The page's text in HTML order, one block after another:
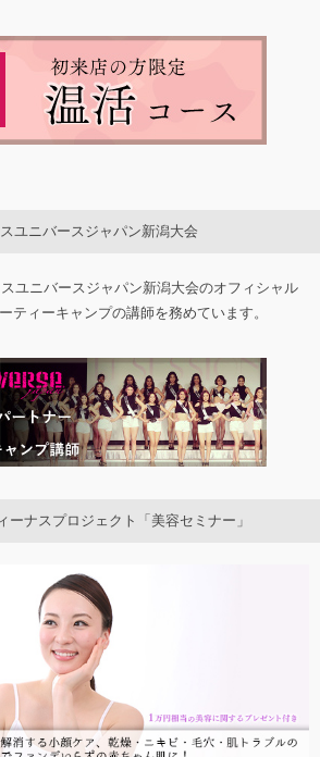
ユニバースジャパン新潟大会
ユニバースジャパン新潟大会のオフィシャル
ティーキャンプの講師を務めています。
ーナスプロジェクト「美容セミナー」